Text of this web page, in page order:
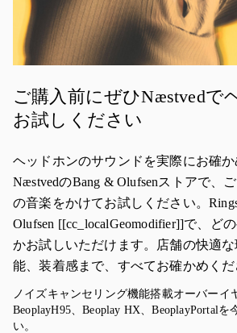
ご購入前にぜひNæstvedで
お試しください
ヘッドホンのサウンドを実際にお確か
NæstvedのBang & Olufsenストアで、
の音楽をかけてお試しください。
Olufsen [[cc_localGeomodifier]]で、ど
かお試しいただけます。店舗の快適
能、装着感まで、すべてお確かめくだ
ノイズキャンセリング機能搭載オーバーイ
BeoplayH95、Beoplay HX、BeoplayPortalを
い。